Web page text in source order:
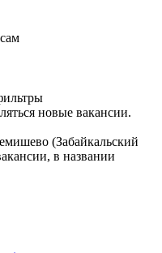
новые вакансии.
(Забайкальский
в названии